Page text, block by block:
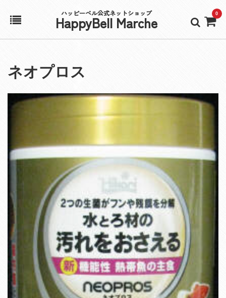
ハッピーベル公式ネットショップ
HappyBell Marche 0
アカウント
カート
ネオプロス